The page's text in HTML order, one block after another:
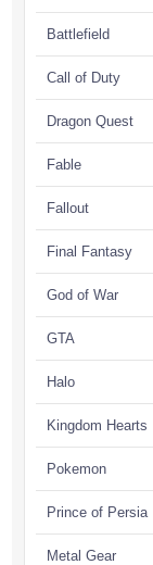
Battlefield
Call of Duty
Dragon Quest
Fable
Fallout
Final Fantasy
God of War
GTA
Halo
Kingdom Hearts
Pokemon
Prince of Persia
Metal Gear